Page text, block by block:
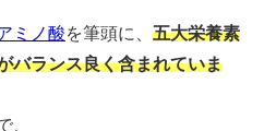
ミノ酸を筆頭に、 五大栄養素
バランス良く含まれていま
、